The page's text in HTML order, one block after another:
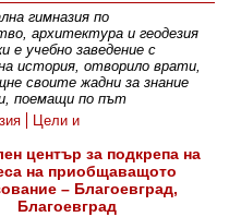
гимназия по
архитектура и геодезия
е учебно заведение с
история, отворило врати,
своите жадни за знание
поемащи по път
Цели и
център за подкрепа на
на приобщаващото
– Благоевград,
Благоевград